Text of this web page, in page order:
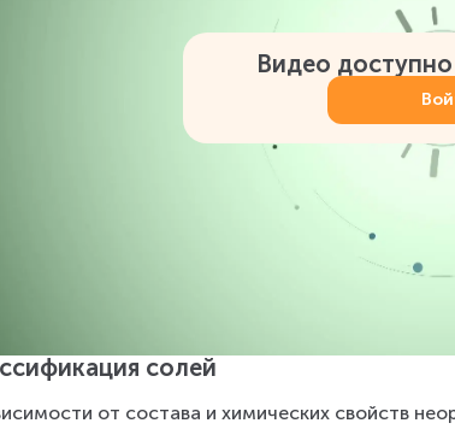
Видео
солей
от состава и химических свойств